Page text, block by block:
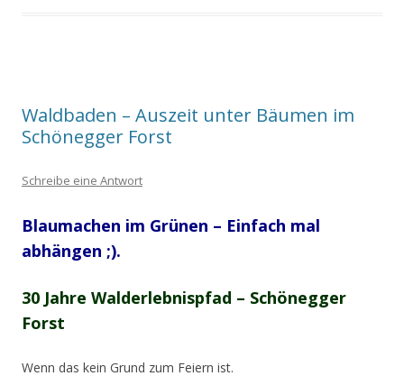
Waldbaden – Auszeit unter Bäumen im
Schönegger Forst
Schreibe eine Antwort
Blaumachen im Grünen – Einfach mal
abhängen ;).
30 Jahre Walderlebnispfad – Schönegger
Forst
Wenn das kein Grund zum Feiern ist.